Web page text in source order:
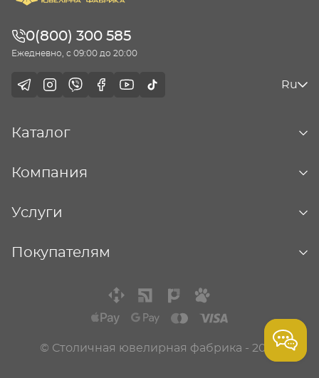
0(800) 300 585
Ежедневно, с 09:00 до 20:00
Ru
Каталог
Компания
Услуги
Покупателям
© Столичная ювелирная фабрика - 2026